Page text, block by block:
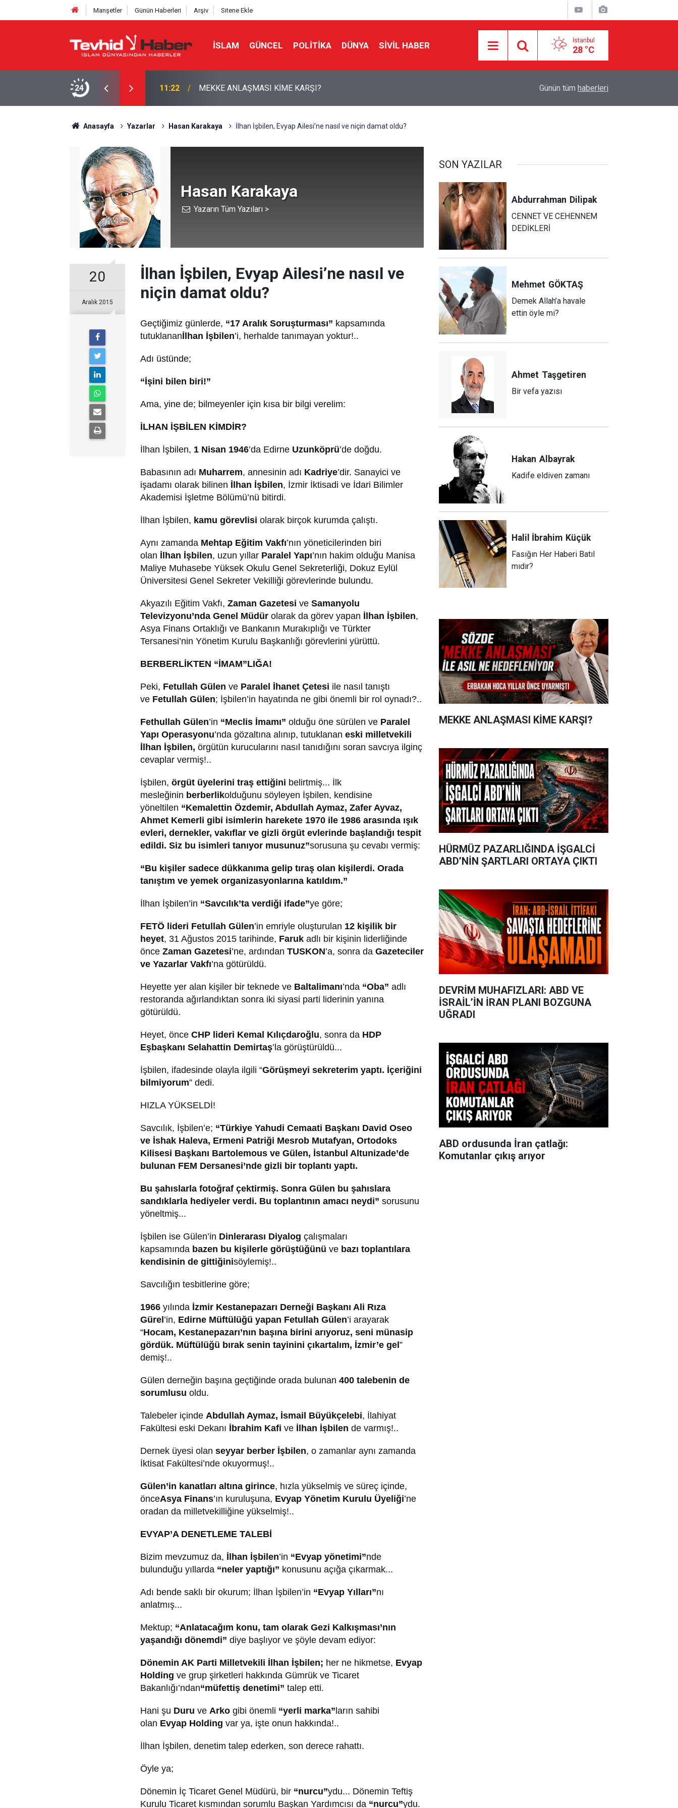
Manşetler Günün Haberleri Arşiv Sitene Ekle
İSLAM GÜNCEL POLITIKA DÜNYA SIVIL HABER İstanbul
28 °C
24 10:57 HÜRMÜZ PAZARLIĞINDA İŞGALCİ ABD’NİN ŞARTLARI ORTAYA ÇIKTI DEVRİM MUHAFIZLARI: ABD VE İSRAİL’İN
Günün tüm haberleri
Anasayfa Yazarlar Hasan Karakaya İlhan İşbilen, Evyap Ailesi’ne nasıl ve niçin damat oldu?
Hasan Karakaya
Yazarın Tüm Yazıları >
20
Aralık 2015
İlhan İşbilen, Evyap Ailesi’ne nasıl ve
niçin damat oldu?
Geçtiğimiz günlerde, “17 Aralık Soruşturması” kapsamında
tutuklananİlhan İşbilen’i, herhalde tanımayan yoktur!..
Adı üstünde;
“İşini bilen biri!”
Ama, yine de; bilmeyenler için kısa bir bilgi verelim:
İLHAN İŞBİLEN KİMDİR?
İlhan İşbilen, 1 Nisan 1946’da Edirne Uzunköprü’de doğdu.
Babasının adı Muharrem, annesinin adı Kadriye’dir. Sanayici ve
işadamı olarak bilinen İlhan İşbilen, İzmir İktisadi ve İdari Bilimler
Akademisi İşletme Bölümü’nü bitirdi.
İlhan İşbilen, kamu görevlisi olarak birçok kurumda çalıştı.
Aynı zamanda Mehtap Eğitim Vakfı’nın yöneticilerinden biri
olan İlhan İşbilen, uzun yıllar Paralel Yapı’nın hakim olduğu Manisa
Maliye Muhasebe Yüksek Okulu Genel Sekreterliği, Dokuz Eylül
Üniversitesi Genel Sekreter Vekilliği görevlerinde bulundu.
Akyazılı Eğitim Vakfı, Zaman Gazetesi ve Samanyolu
Televizyonu’nda Genel Müdür olarak da görev yapan İlhan İşbilen,
Asya Finans Ortaklığı ve Bankanın Murakıplığı ve Türkter
Tersanesi’nin Yönetim Kurulu Başkanlığı görevlerini yürüttü.
BERBERLİKTEN “İMAM”LIĞA!
Peki, Fetullah Gülen ve Paralel İhanet Çetesi ile nasıl tanıştı
ve Fetullah Gülen; İşbilen’in hayatında ne gibi önemli bir rol oynadı?..
Fethullah Gülen’in “Meclis İmamı” olduğu öne sürülen ve Paralel
Yapı Operasyonu’nda gözaltına alınıp, tutuklanan eski milletvekili
İlhan İşbilen, örgütün kurucularını nasıl tanıdığını soran savcıya ilginç
cevaplar vermiş!..
İşbilen, örgüt üyelerini traş ettiğini belirtmiş... İlk
mesleğinin berberlikolduğunu söyleyen İşbilen, kendisine
yöneltilen “Kemalettin Özdemir, Abdullah Aymaz, Zafer Ayvaz,
Ahmet Kemerli gibi isimlerin harekete 1970 ile 1986 arasında ışık
evleri, dernekler, vakıflar ve gizli örgüt evlerinde başlandığı tespit
edildi. Siz bu isimleri tanıyor musunuz”sorusuna şu cevabı vermiş:
“Bu kişiler sadece dükkanıma gelip tıraş olan kişilerdi. Orada
tanıştım ve yemek organizasyonlarına katıldım.”
İlhan İşbilen’in “Savcılık’ta verdiği ifade”ye göre;
FETÖ lideri Fetullah Gülen’in emriyle oluşturulan 12 kişilik bir
heyet, 31 Ağustos 2015 tarihinde, Faruk adlı bir kişinin liderliğinde
önce Zaman Gazetesi’ne, ardından TUSKON’a, sonra da Gazeteciler
ve Yazarlar Vakfı’na götürüldü.
Heyette yer alan kişiler bir teknede ve Baltalimanı’nda “Oba” adlı
restoranda ağırlandıktan sonra iki siyasi parti liderinin yanına
götürüldü.
Heyet, önce CHP lideri Kemal Kılıçdaroğlu, sonra da HDP
Eşbaşkanı Selahattin Demirtaş’la görüştürüldü...
İşbilen, ifadesinde olayla ilgili “Görüşmeyi sekreterim yaptı. İçeriğini
bilmiyorum” dedi.
HIZLA YÜKSELDİ!
Savcılık, İşbilen’e; “Türkiye Yahudi Cemaati Başkanı David Oseo
ve İshak Haleva, Ermeni Patriği Mesrob Mutafyan, Ortodoks
Kilisesi Başkanı Bartolemous ve Gülen, İstanbul Altunizade’de
bulunan FEM Dersanesi’nde gizli bir toplantı yaptı.
Bu şahıslarla fotoğraf çektirmiş. Sonra Gülen bu şahıslara
sandıklarla hediyeler verdi. Bu toplantının amacı neydi” sorusunu
yöneltmiş...
İşbilen ise Gülen’in Dinlerarası Diyalog çalışmaları
kapsamında bazen bu kişilerle görüştüğünü ve bazı toplantılara
kendisinin de gittiğinisöylemiş!..
Savcılığın tesbitlerine göre;
1966 yılında İzmir Kestanepazarı Derneği Başkanı Ali Rıza
Gürel ’in, Edirne Müftülüğü yapan Fetullah Gülen’i arayarak
“Hocam, Kestanepazarı’nın başına birini arıyoruz, seni münasip
gördük. Müftülüğü bırak senin tayinini çıkartalım, İzmir’e gel ”
demiş!..
Gülen derneğin başına geçtiğinde orada bulunan 400 talebenin de
sorumlusu oldu.
Talebeler içinde Abdullah Aymaz, İsmail Büyükçelebi, İlahiyat
Fakültesi eski Dekanı İbrahim Kafi ve İlhan İşbilen de varmış!..
Dernek üyesi olan seyyar berber İşbilen, o zamanlar aynı zamanda
İktisat Fakültesi’nde okuyormuş!..
Gülen’in kanatları altına girince, hızla yükselmiş ve süreç içinde,
önceAsya Finans’ın kuruluşuna, Evyap Yönetim Kurulu Üyeliği’ne
oradan da milletvekilliğine yükselmiş!..
EVYAP’A DENETLEME TALEBİ
Bizim mevzumuz da, İlhan İşbilen’in “Evyap yönetimi”nde
bulunduğu yıllarda “neler yaptığı” konusunu açığa çıkarmak...
Adı bende saklı bir okurum; İlhan İşbilen’in “Evyap Yılları”nı
anlatmış...
Mektup; “Anlatacağım konu, tam olarak Gezi Kalkışması’nın
yaşandığı dönemdi” diye başlıyor ve şöyle devam ediyor:
Dönemin AK Parti Milletvekili İlhan İşbilen; her ne hikmetse, Evyap
Holding ve grup şirketleri hakkında Gümrük ve Ticaret
Bakanlığı’ndan“müfettiş denetimi” talep etti.
Hani şu Duru ve Arko gibi önemli “yerli marka” ların sahibi
olan Evyap Holding var ya, işte onun hakkında!..
İlhan İşbilen, denetim talep ederken, son derece rahattı.
Öyle ya;
Dönemin İç Ticaret Genel Müdürü, bir “nurcu”ydu... Dönemin Teftiş
Kurulu Ticaret kısmından sorumlu Başkan Yardımcısı da “nurcu”ydu.
SON YAZILAR
Abdurrahman Dilipak
CENNET VE CEHENNEM
DEDİKLERİ
Mehmet GÖKTAŞ
Demek Allah’a havale
ettin öyle mi?
Ahmet Taşgetiren
Bir vefa yazısı
Hakan Albayrak
Kadife eldiven zamanı
Halil İbrahim Küçük
Fasığın Her Haberi Batıl
mıdır?
MEKKE ANLAŞMASI KİME KARŞI?
HÜRMÜZ PAZARLIĞINDA İŞGALCİ
ABD’NİN ŞARTLARI ORTAYA ÇIKTI
DEVRİM MUHAFIZLARI: ABD VE
İSRAİL’İN İRAN PLANI BOZGUNA
UĞRADI
ABD ordusunda İran çatlağı:
Komutanlar çıkış arıyor